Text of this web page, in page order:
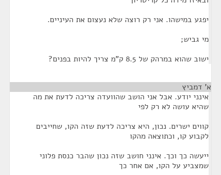
יפגע במישהו. אני רק רוצה שלא נעצום את העיניים.
מי גביש;
ישוב שהוא במרהק של 8.5 ק"מ צריך להיות בפנים?
א' דמביץ
אינני יודע. אבל אני הושב שהוועדה צריכה לדעת את מה
שהיא עושה לא רק לפי
קווים ישרים. נכון, היא צריכה לדעת שזה הקו, שחייבים
לקבוע קו, וכתוצאה מהקו
ייעשה כך וכך. אינני חושב שזה נכון שהבר כנסת פלוני
שמצביע על הקו, אם אחר כך